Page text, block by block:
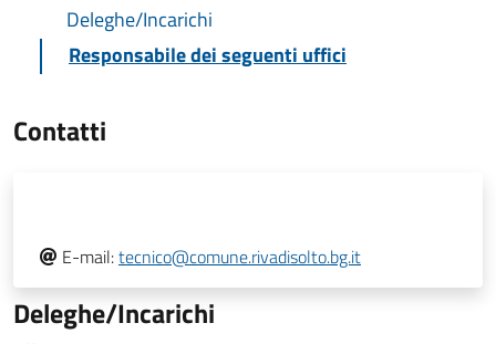
Deleghe/Incarichi
Responsabile dei seguenti uffici
Contatti
E-mail:tecnico@comune.rivadisolto.bg.it
Deleghe/Incarichi